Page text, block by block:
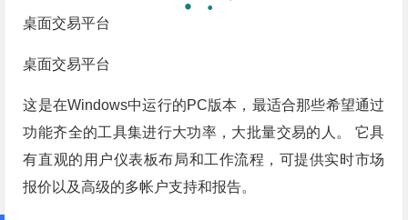
桌面交易平台
桌面交易平台
这是在Windows中运行的PC版本，最适合那些希望通过
功能齐全的工具集进行大功率，大批量交易的人。 它具
有直观的用户仪表板布局和工作流程，可提供实时市场
报价以及高级的多帐户支持和报告。